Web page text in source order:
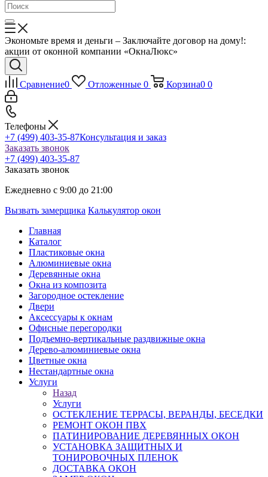
Экономьте время и деньги – Заключайте договор на дому!:
акции от оконной компании «ОкнаЛюкс»
Сравнение0 Отложенные 0 Корзина0 0
Телефоны
+7 (499) 403-35-87Консультация и заказ
Заказать звонок
+7 (499) 403-35-87
Заказать звонок
Ежедневно с 9:00 до 21:00
Вызвать замерщика Калькулятор окон
Главная
Каталог
Пластиковые окна
Алюминиевые окна
Деревянные окна
Окна из композита
Загородное остекление
Двери
Аксессуары к окнам
Офисные перегородки
Подъемно-вертикальные раздвижные окна
Дерево-алюминиевые окна
Цветные окна
Нестандартные окна
Услуги
Назад
Услуги
ОСТЕКЛЕНИЕ ТЕРРАСЫ, ВЕРАНДЫ, БЕСЕДКИ
РЕМОНТ ОКОН ПВХ
ПАТИНИРОВАНИЕ ДЕРЕВЯННЫХ ОКОН
УСТАНОВКА ЗАЩИТНЫХ И
ТОНИРОВОЧНЫХ ПЛЕНОК
ДОСТАВКА ОКОН